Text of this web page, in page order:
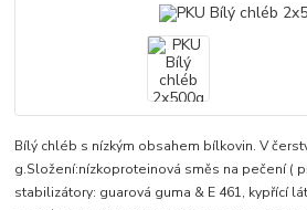
Bílý chléb s nízkým obsahem bílkovin. V
g.Složení:nízkoproteinová směs na pečení (
stabilizátory: guarová guma & E 461, kypřící